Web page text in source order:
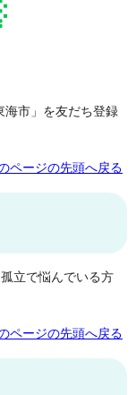
海市」を友だち登録
ページの先頭へ戻る
立で悩んでいる方
ページの先頭へ戻る